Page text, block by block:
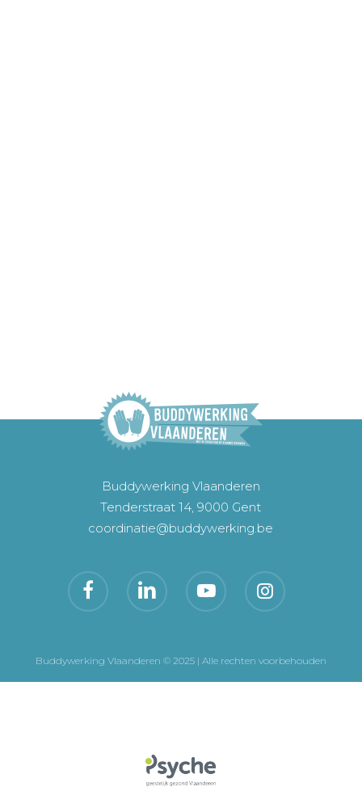
Buddywerking Vlaanderen
Tenderstraat 14, 9000 Gent
coordinatie@buddywerking.be
Buddywerking Vlaanderen © 2025 | Alle rechten voorbehouden